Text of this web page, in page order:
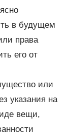
в будущем
права
его от
или
указания на
вещи,